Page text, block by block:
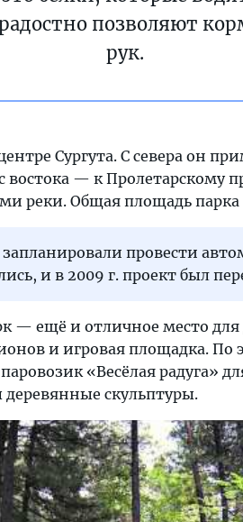
позволяют
рук.
Сургута. С севера он
востока — к Пролетарскому
реки. Общая площадь
запланировали провести
и в 2009 г. проект был
— ещё и отличное место для
и игровая площадка. По
«Весёлая радуга»
скульптуры.